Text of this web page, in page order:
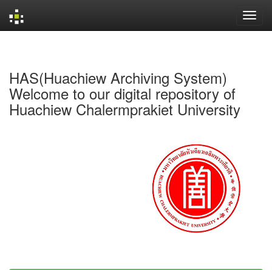
HAS(Huachiew Archiving System)
Welcome to our digital repository of
Huachiew Chalermprakiet University